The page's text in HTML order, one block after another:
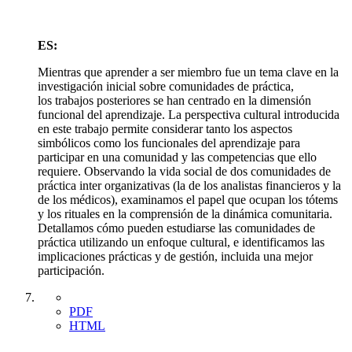
ES:
Mientras que aprender a ser miembro fue un tema clave en la
investigación inicial sobre comunidades de práctica,
los trabajos posteriores se han centrado en la dimensión
funcional del aprendizaje. La perspectiva cultural introducida
en este trabajo permite considerar tanto los aspectos
simbólicos como los funcionales del aprendizaje para
participar en una comunidad y las competencias que ello
requiere. Observando la vida social de dos comunidades de
práctica inter organizativas (la de los analistas financieros y la
de los médicos), examinamos el papel que ocupan los tótems
y los rituales en la comprensión de la dinámica comunitaria.
Detallamos cómo pueden estudiarse las comunidades de
práctica utilizando un enfoque cultural, e identificamos las
implicaciones prácticas y de gestión, incluida una mejor
participación.
PDF
HTML